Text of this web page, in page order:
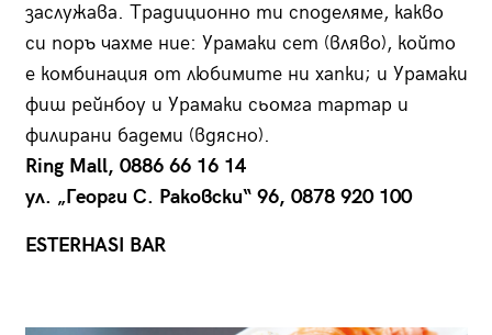
заслужава. Традиционно ти споделяме, какво
си поръ чахме ние: Урамаки сет (вляво), който
е комбинация от любимите ни хапки; и Урамаки
фиш рейнбоу и Урамаки сьомга тартар и
филирани бадеми (вдясно).
Ring Mall, 0886 66 16 14
ул. „Георги С. Раковски“ 96, 0878 920 100
ESTERHASI BAR